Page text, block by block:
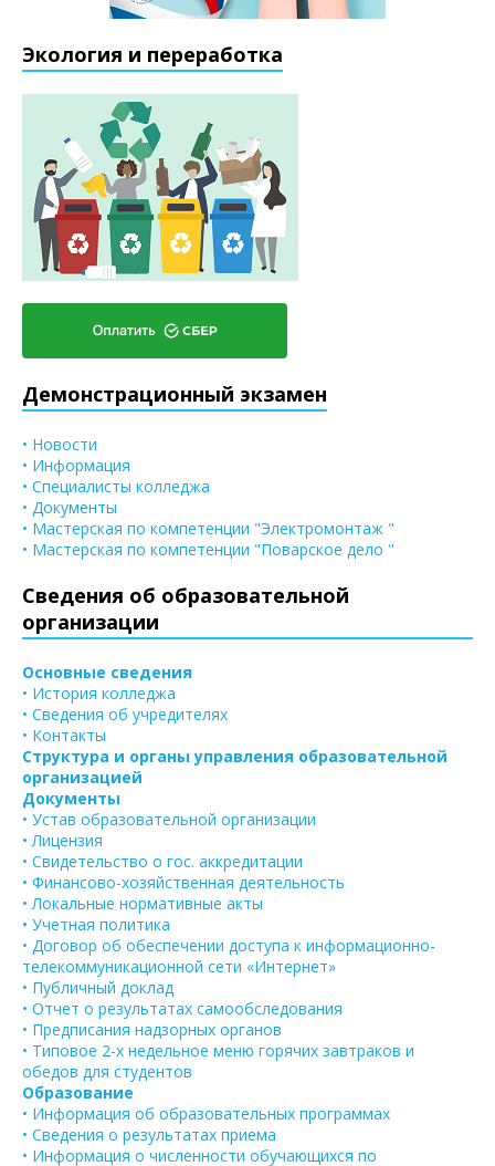
Экология и переработка
Демонстрационный экзамен
• Новости
• Информация
• Специалисты колледжа
• Документы
• Мастерская по компетенции "Электромонтаж "
• Мастерская по компетенции "Поварское дело "
Сведения об образовательной
организации
Основные сведения
• История колледжа
• Сведения об учредителях
• Контакты
Структура и органы управления образовательной
организацией
Документы
• Устав образовательной организации
• Лицензия
• Свидетельство о гос. аккредитации
• Финансово-хозяйственная деятельность
• Локальные нормативные акты
• Учетная политика
• Договор об обеспечении доступа к информационно-
телекоммуникационной сети «Интернет»
• Публичный доклад
• Отчет о результатах самообследования
• Предписания надзорных органов
• Типовое 2-х недельное меню горячих завтраков и
обедов для студентов
Образование
• Информация об образовательных программах
• Сведения о результатах приема
• Информация о численности обучающихся по